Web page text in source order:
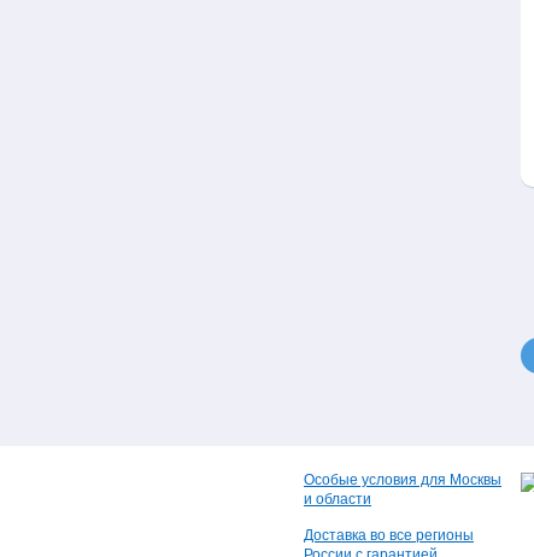
Особые условия для Москвы
и области
Доставка во все регионы